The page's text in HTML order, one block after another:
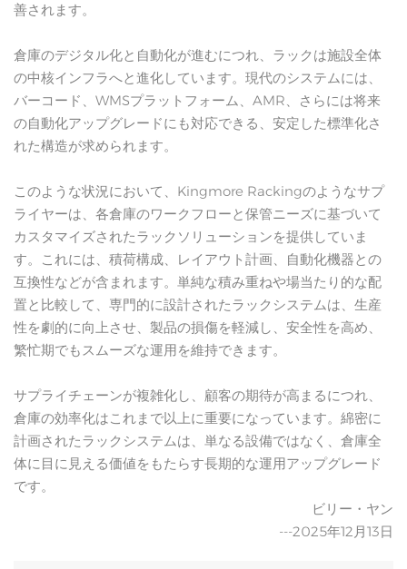
善されます。
倉庫のデジタル化と自動化が進むにつれ、ラックは施設全体
の中核インフラへと進化しています。現代のシステムには、
バーコード、WMSプラットフォーム、AMR、さらには将来
の自動化アップグレードにも対応できる、安定した標準化さ
れた構造が求められます。
このような状況において、Kingmore Rackingのようなサプ
ライヤーは、各倉庫のワークフローと保管ニーズに基づいて
カスタマイズされたラックソリューションを提供していま
す。これには、積荷構成、レイアウト計画、自動化機器との
互換性などが含まれます。単純な積み重ねや場当たり的な配
置と比較して、専門的に設計されたラックシステムは、生産
性を劇的に向上させ、製品の損傷を軽減し、安全性を高め、
繁忙期でもスムーズな運用を維持できます。
サプライチェーンが複雑化し、顧客の期待が高まるにつれ、
倉庫の効率化はこれまで以上に重要になっています。綿密に
計画されたラックシステムは、単なる設備ではなく、倉庫全
体に目に見える価値をもたらす長期的な運用アップグレード
です。
ビリー・ヤン
---2025年12月13日